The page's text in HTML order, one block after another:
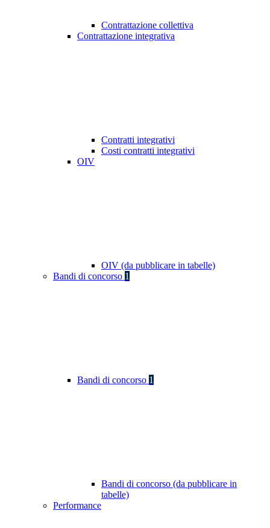
Contrattazione collettiva
Contrattazione integrativa
Contratti integrativi
Costi contratti integrativi
OIV
OIV (da pubblicare in tabelle)
Bandi di concorso 1
Bandi di concorso 1
Bandi di concorso (da pubblicare in
tabelle)
Performance